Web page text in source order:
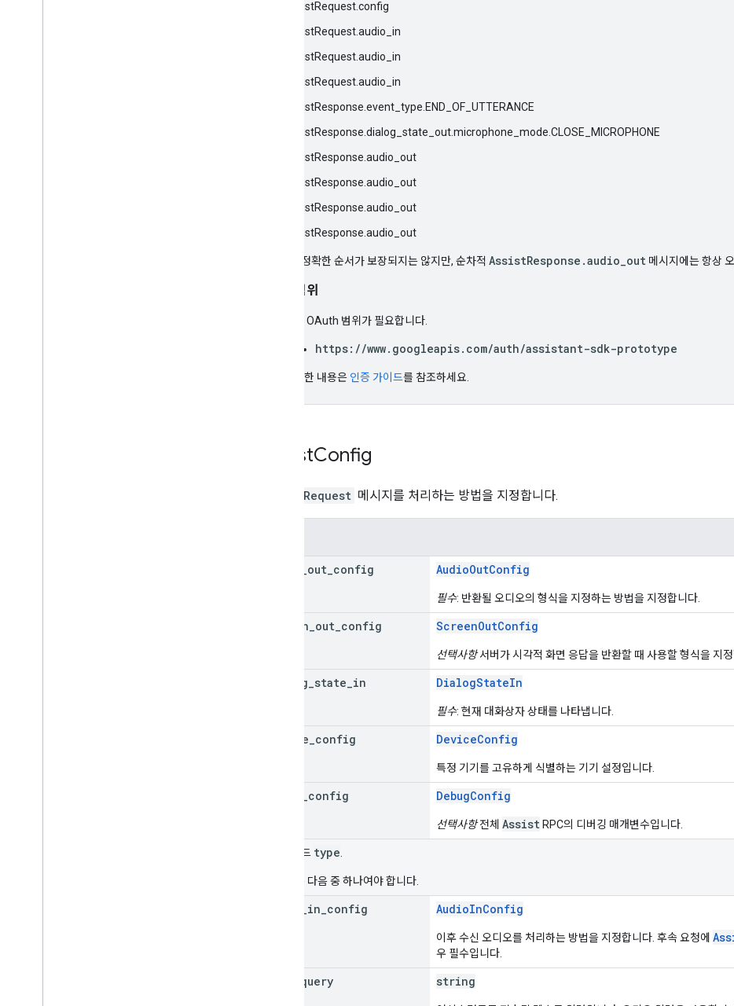
AssistRequest.config
AssistRequest.audio_in
AssistRequest.audio_in
AssistRequest.audio_in
AssistResponse.event_type.END_OF_UTTERANCE
AssistResponse.dialog_state_out.microphone_mode.CLOSE_MICROPHONE
AssistResponse.audio_out
AssistResponse.audio_out
AssistResponse.audio_out
AssistResponse.audio_out
응답의 정확한 순서가 보장되지는 않지만, 순차적 AssistResponse.audio_out 메시지에는 항상
승인 범위
다음 OAuth 범위가 필요합니다.
https://www.googleapis.com/auth/assistant-sdk-prototype
자세한 내용은 인증 가이드를 참조하세요.
AssistConfig
AssistRequest 메시지를 처리하는 방법을 지정합니다.
out config AudioOutConfig
필수: 반환될 오디오의 형식을 지정하는 방법을 지정합니다.
screen out config ScreenOutConfig
선택사항서버가 시각적 화면 응답을 반환할 때 사용할 형식을 지정
dialog state in DialogStateIn
필수: 현재 대화상자 상태를 나타냅니다.
device config DeviceConfig
특정 기기를 고유하게 식별하는 기기 설정입니다.
config DebugConfig
선택사항전체 Assist RPC의 디버깅 매개변수입니다.
통합 필드 type
는 다음 중 하나여야 합니다.
in config AudioInConfig
이후 수신 오디오를 처리하는 방법을 지정합니다. 후속 요청에
우 필수입니다.
query string